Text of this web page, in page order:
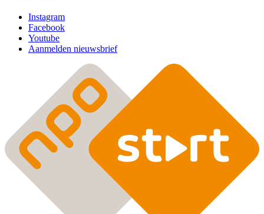
Instagram
Facebook
Youtube
Aanmelden nieuwsbrief